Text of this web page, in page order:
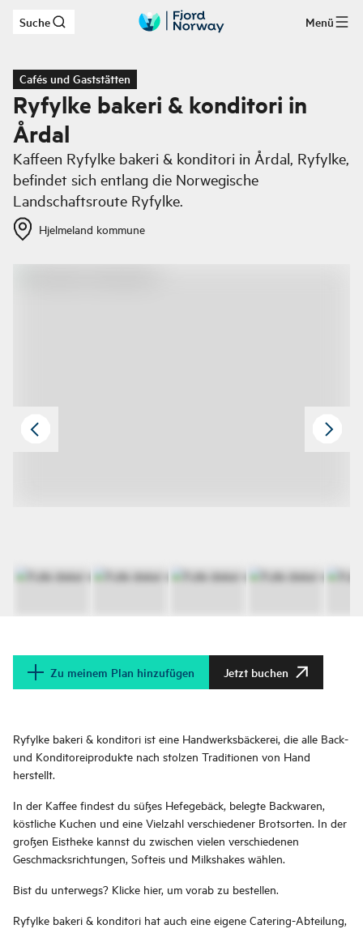
Zum Hauptinhalt
Suche Menü
Cafés und Gaststätten
Ryfylke bakeri & konditori in
Årdal
Kaffeen Ryfylke bakeri & konditori in Årdal, Ryfylke,
befindet sich entlang die Norwegische
Landschaftsroute Ryfylke.
Hjelmeland kommune
Zu meinem Plan hinzufügen Jetzt buchen
Ryfylke bakeri & konditori ist eine Handwerksbäckerei, die alle Back-
und Konditoreiprodukte nach stolzen Traditionen von Hand
herstellt.
In der Kaffee findest du süßes Hefegebäck, belegte Backwaren,
köstliche Kuchen und eine Vielzahl verschiedener Brotsorten. In der
großen Eistheke kannst du zwischen vielen verschiedenen
Geschmacksrichtungen, Softeis und Milkshakes wählen.
Bist du unterwegs? Klicke hier, um vorab zu bestellen.
Ryfylke bakeri & konditori hat auch eine eigene Catering-Abteilung,